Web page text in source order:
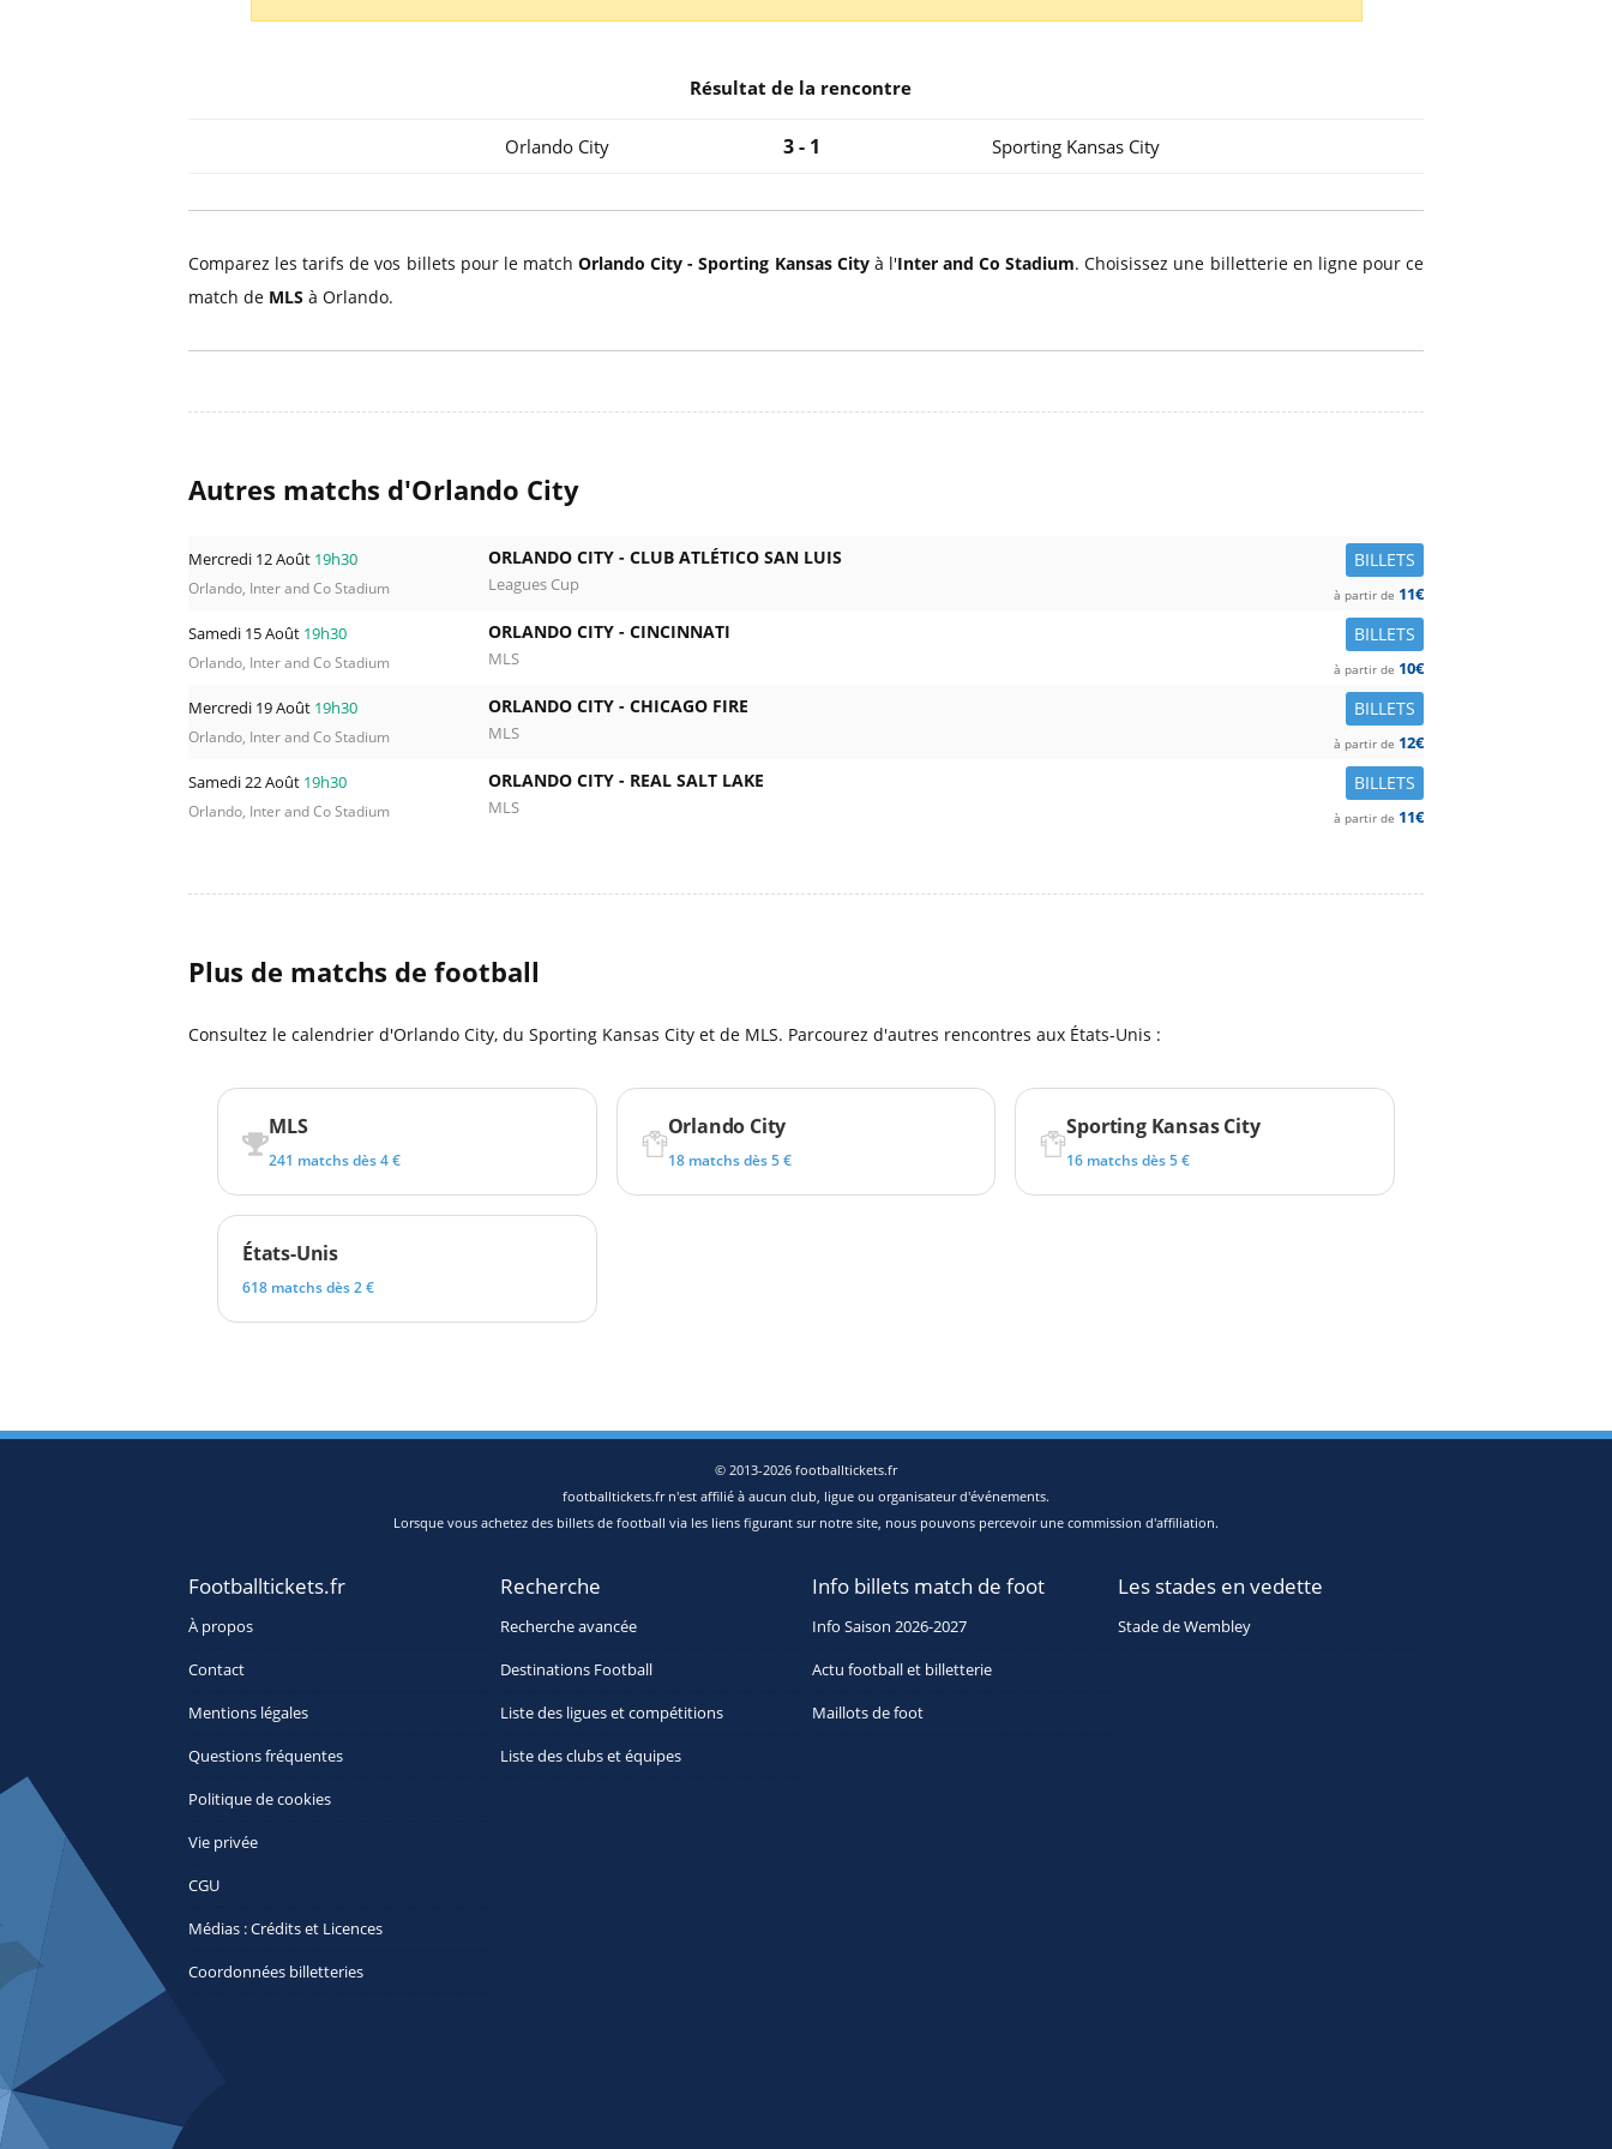
Billets Copa AméricaRésultat de la rencontre
Orlando City 3 - 1 Sporting Kansas City
Comparez les tarifs de vos billets pour le matchOrlando City - Sporting Kansas Cityà l'Inter and Co Stadium. Choisissez une billetterie en ligne pour ce
match de MLS à Orlando.
Autres matchs d'Orlando City
Mercredi 12 Août 19h30
Orlando, Inter and Co Stadium
BILLETS
ORLANDO CITY - CLUB ATLÉTICO SAN LUIS
Leagues Cup à partir de 11€
Samedi 15 Août 19h30
Orlando, Inter and Co Stadium
BILLETS
ORLANDO CITY - CINCINNATI
MLS à partir de 10€
Mercredi 19 Août 19h30
Orlando, Inter and Co Stadium
BILLETS
ORLANDO CITY - CHICAGO FIRE
MLS à partir de 12€
Samedi 22 Août 19h30
Orlando, Inter and Co Stadium
BILLETS
ORLANDO CITY - REAL SALT LAKE
MLS à partir de 11€
Plus de matchs de football
Consultez le calendrier d'Orlando City, du Sporting Kansas City et de MLS. Parcourez d'autres rencontres aux États-Unis :
MLS
241 matchs dès 4 €
Orlando City
18 matchs dès 5 €
Sporting Kansas City
16 matchs dès 5 €
États-Unis
618 matchs dès 2 €
© 2013-2026 footballtickets.fr
footballtickets.fr n'est affilié à aucun club, ligue ou organisateur d'événements.
Lorsque vous achetez des billets de football via les liens figurant sur notre site, nous pouvons percevoir une commission d'affiliation.
Footballtickets.fr
À propos
Contact
Mentions légales
Questions fréquentes
Politique de cookies
Vie privée
CGU
Médias : Crédits et Licences
Coordonnées billetteries
Recherche
Recherche avancée
Destinations Football
Liste des ligues et compétitions
Liste des clubs et équipes
Info billets match de foot
Info Saison 2026-2027
Actu football et billetterie
Maillots de foot
Les stades en vedette
Stade de Wembley